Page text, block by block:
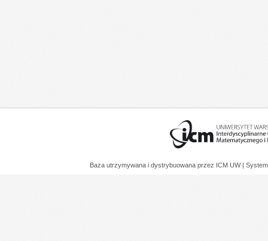
Baza utrzymywana i dystrybuowana przez ICM UW |